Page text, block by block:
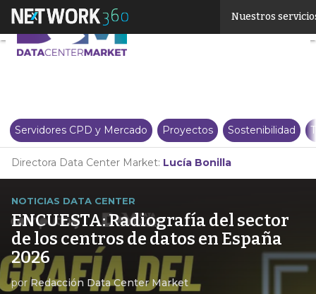
Nuestros
Servidores CPD y Mercado Proyectos Sostenibilidad
Directora Data Center Market: Lucía Bonilla
NOTICIAS DATA CENTER
ENCUESTA: Radiografía del sector
de los centros de datos en España
2026
porRedacción Data Center Market